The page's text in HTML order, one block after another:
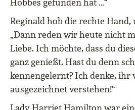
Reginald hob die rechte Hand,
„Dann reden wir heute nicht
Liebe. Ich möchte, dass du
ganz genießt. Hast du denn
kennengelernt? Ich denke, ihr
ausgezeichnet verstehen!“